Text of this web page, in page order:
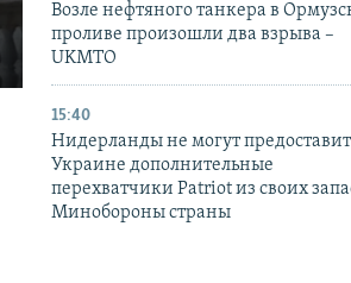
Возле нефтяного танкера в
проливе произошли два взрыва –
UKMTO
15:40
Нидерланды не могут
Украине дополнительные
перехватчики Patriot из своих
Минобороны страны